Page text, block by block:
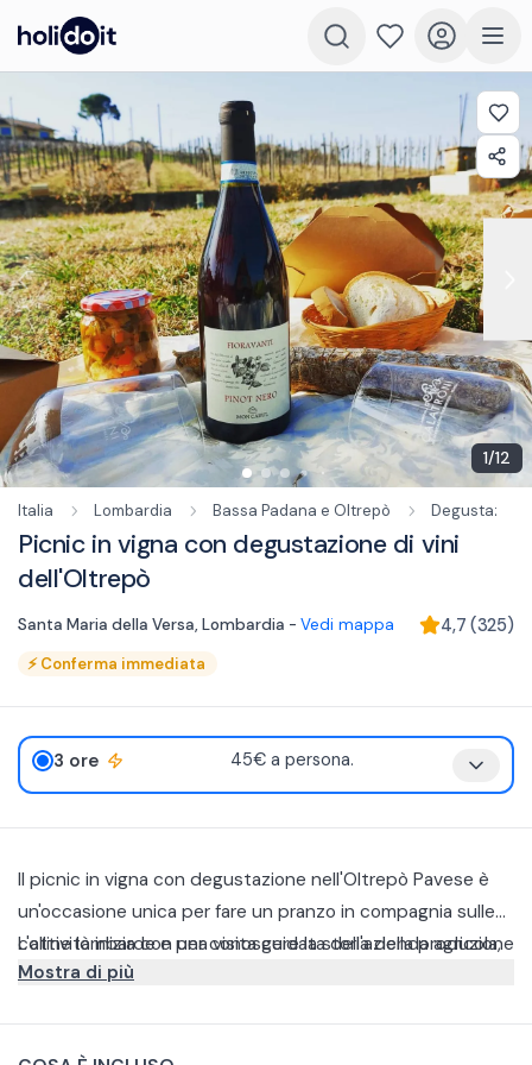
1/12
Italia Lombardia Bassa Padana e Oltrepò Degustazioni
Picnic in vigna con degustazione di vini
dell'Oltrepò
Santa Maria della Versa, Lombardia - Vedi mappa 4,7 (325)
⚡Conferma immediata
3 ore 45€ a persona.
Il picnic in vigna con degustazione nell'Oltrepò Pavese è
un'occasione unica per fare un pranzo in compagnia sulle
colline lombarde e per conoscere la storia della produzione
dei più noti vini locali.
L'attività inizia con una visita guidata dell'azienda agricola,
con vista sulle colline, e delle sue cantine per poi
Mostra di più